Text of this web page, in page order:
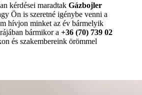
kérdései maradtak Gázbojler
Ön is szeretné igénybe venni a
hívjon minket az év bármelyik
bármikor a +36 (70) 739 02
és szakembereink örömmel